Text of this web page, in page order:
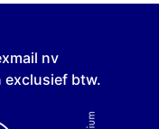
nv
exclusief btw.